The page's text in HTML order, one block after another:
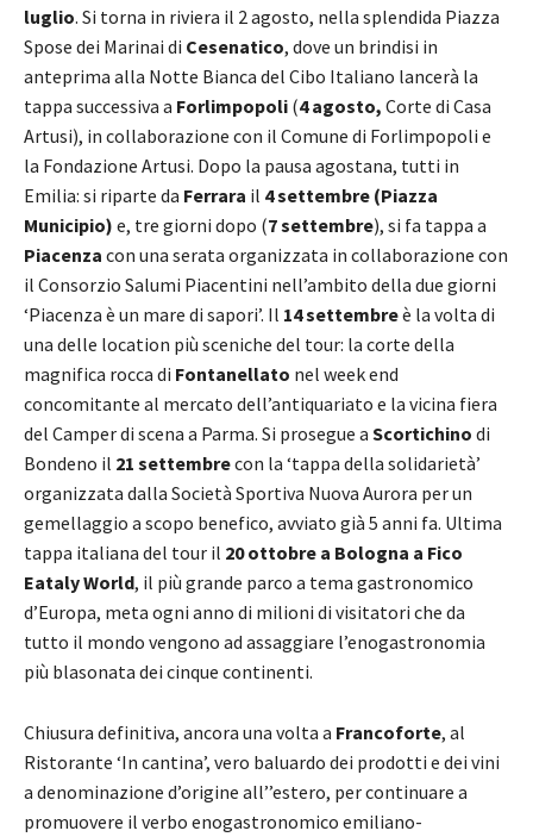
luglio. Si torna in riviera il 2 agosto, nella splendida Piazza
Spose dei Marinai di Cesenatico, dove un brindisi in
anteprima alla Notte Bianca del Cibo Italiano lancerà la
tappa successiva a Forlimpopoli (4 agosto, Corte di Casa
Artusi), in collaborazione con il Comune di Forlimpopoli e
la Fondazione Artusi. Dopo la pausa agostana, tutti in
Emilia: si riparte da Ferrara il 4 settembre (Piazza
Municipio) e, tre giorni dopo (7 settembre), si fa tappa a
Piacenza con una serata organizzata in collaborazione con
il Consorzio Salumi Piacentini nell’ambito della due giorni
‘Piacenza è un mare di sapori’. Il 14 settembreè la volta di
una delle location più sceniche del tour: la corte della
magnifica rocca di Fontanellato nel week end
concomitante al mercato dell’antiquariato e la vicina fiera
del Camper di scena a Parma. Si prosegue a Scortichino di
Bondeno il 21 settembrecon la ‘tappa della solidarietà’
organizzata dalla Società Sportiva Nuova Aurora per un
gemellaggio a scopo benefico, avviato già 5 anni fa. Ultima
tappa italiana del tour il 20 ottobre a Bologna a Fico
Eataly World, il più grande parco a tema gastronomico
d’Europa, meta ogni anno di milioni di visitatori che da
tutto il mondo vengono ad assaggiare l’enogastronomia
più blasonata dei cinque continenti.
Chiusura definitiva, ancora una volta a Francoforte, al
Ristorante ‘In cantina’, vero baluardo dei prodotti e dei vini
a denominazione d’origine all’’estero, per continuare a
promuovere il verbo enogastronomico emiliano-